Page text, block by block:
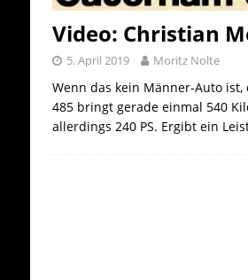
Video: Christian
5. April 2019 Moritz Nolte
Wenn das kein Männer-Auto
485 bringt gerade einmal 540
allerdings 240 PS. Ergibt ein